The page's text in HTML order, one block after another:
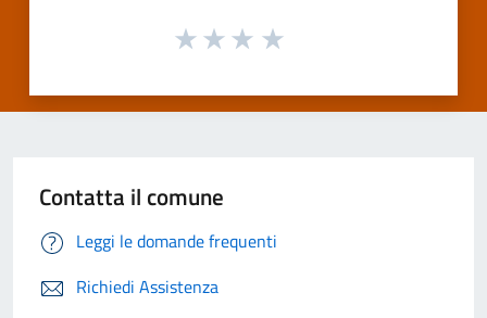
Contatta il comune
Leggi le domande frequenti
Richiedi Assistenza